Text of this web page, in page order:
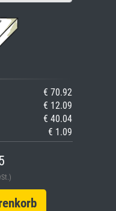
€ 70.92
€ 12.09
€ 40.04
€ 1.09